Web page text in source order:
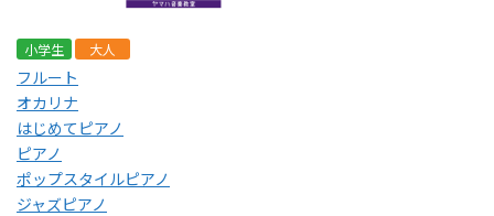
小学生 大人
フルート
オカリナ
はじめてピアノ
ピアノ
ポップスタイルピアノ
ジャズピアノ